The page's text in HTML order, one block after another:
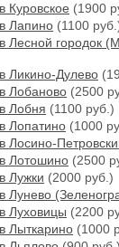
Куровское (1900
Лапино (1100
Лесной городок
Ликино-Дулево
Лобаново (2500
Лобня (1100 руб.)
Лопатино (1000
Лосино-
Лотошино (2500
Лужки (2000 руб.)
Лунево
Луховицы (2200
Лыткарино (1000